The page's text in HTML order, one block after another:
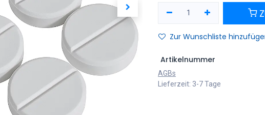
Zur Wunschliste
Artikelnummer
AGBs
Lieferzeit: 3-7 Tage